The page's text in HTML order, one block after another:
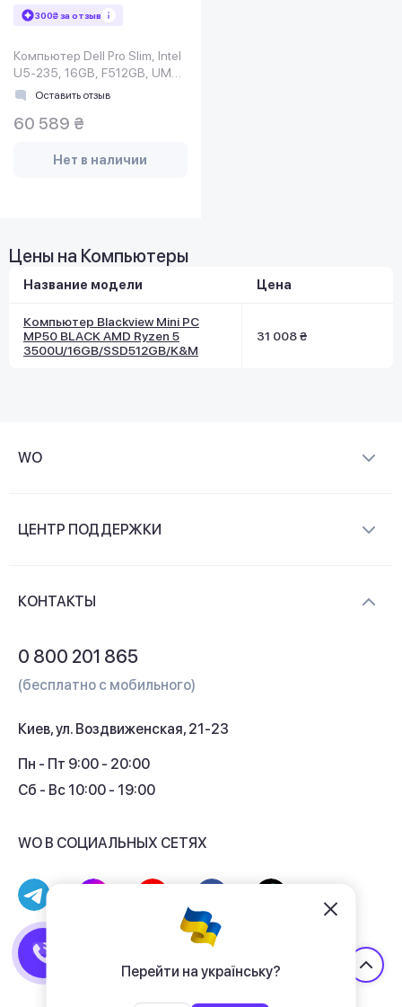
Перейти на українську?
300₴ за отзыв
Компьютер Dell Pro Slim, Intel
U5-235, 16GB, F512GB, UMA,
кл+м, Win11P
Оставить отзыв
60 589 ₴
Нет в наличии
Цены на Компьютеры
Название модели Цена
Компьютер Blackview Mini PC
MP50 BLACK AMD Ryzen 5
3500U/16GB/SSD512GB/K&M
31 008 ₴
WO
Контакты
ЦЕНТР ПОДДЕРЖКИ
Кэшбек
КОНТАКТЫ
0 800 201 865
(бесплатно с мобильного)
Киев, ул. Воздвиженская, 21-23
Пн - Пт 9:00 - 20:00
Сб - Вс 10:00 - 19:00
WO В СОЦИАЛЬНЫХ СЕТЯХ
Договор публичной оферты
Политика конфиденциальности